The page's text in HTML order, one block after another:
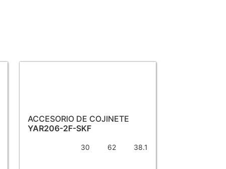
ACCESORIO DE COJINETE
YAR206-2F-SKF
30 62 38.1